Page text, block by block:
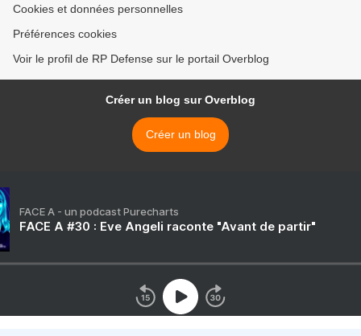
Cookies et données personnelles
Préférences cookies
Voir le profil de RP Defense sur le portail Overblog
Créer un blog sur Overblog
Créer un blog
FACE A - un podcast Purecharts
FACE A #30 : Eve Angeli raconte "Avant de partir"